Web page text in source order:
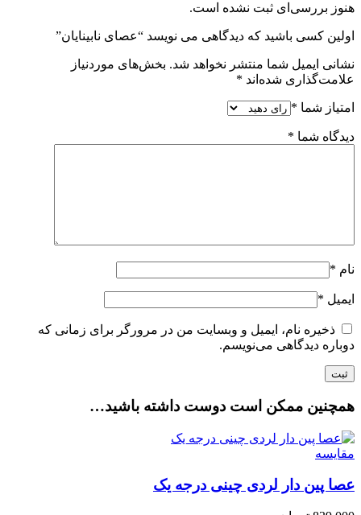
هنوز بررسی‌ای ثبت نشده است.
اولین کسی باشید که دیدگاهی می نویسد “عصای نابینایان”
نشانی ایمیل شما منتشر نخواهد شد. بخش‌های موردنیاز
علامت‌گذاری شده‌اند *
امتیاز شما *
دیدگاه شما *
نام *
ایمیل *
ذخیره نام، ایمیل و وبسایت من در مرورگر برای زمانی که
دوباره دیدگاهی می‌نویسم.
همچنین ممکن است دوست داشته باشید…
مقایسه
عصا پین دار لردی چینی درجه یک